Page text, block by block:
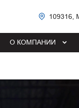
109316,
О КОМПАНИИ